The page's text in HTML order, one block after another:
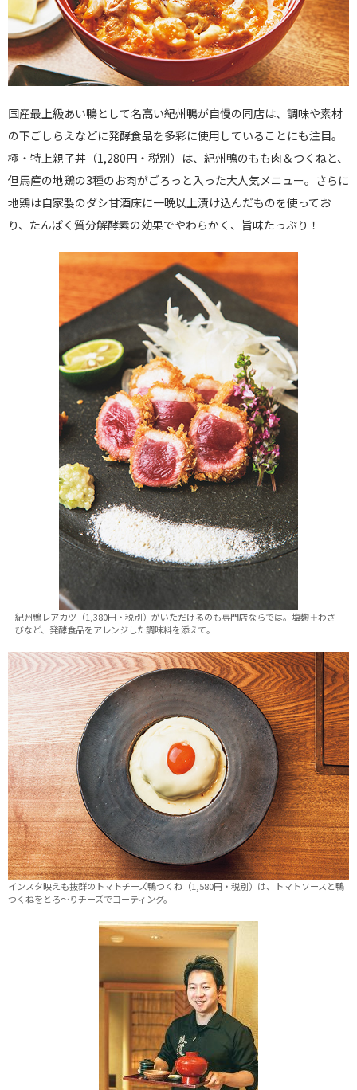
国産最上級あい鴨として名高い紀州鴨が自慢の同店は、調味や素材
の下ごしらえなどに発酵食品を多彩に使用していることにも注目。
極・特上親子丼（1,280円・税別）は、紀州鴨のもも肉＆つくねと、
但馬産の地鶏の3種のお肉がごろっと入った大人気メニュー。さらに
地鶏は自家製のダシ甘酒床に一晩以上漬け込んだものを使ってお
り、たんぱく質分解酵素の効果でやわらかく、旨味たっぷり！
紀州鴨レアカツ（1,380円・税別）がいただけるのも専門店ならでは。塩麹＋わさ
びなど、発酵食品をアレンジした調味料を添えて。
インスタ映えも抜群のトマトチーズ鴨つくね（1,580円・税別）は、トマトソースと鴨
つくねをとろ～りチーズでコーティング。